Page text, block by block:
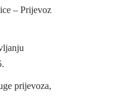
– Prijevoz
prijevoza,